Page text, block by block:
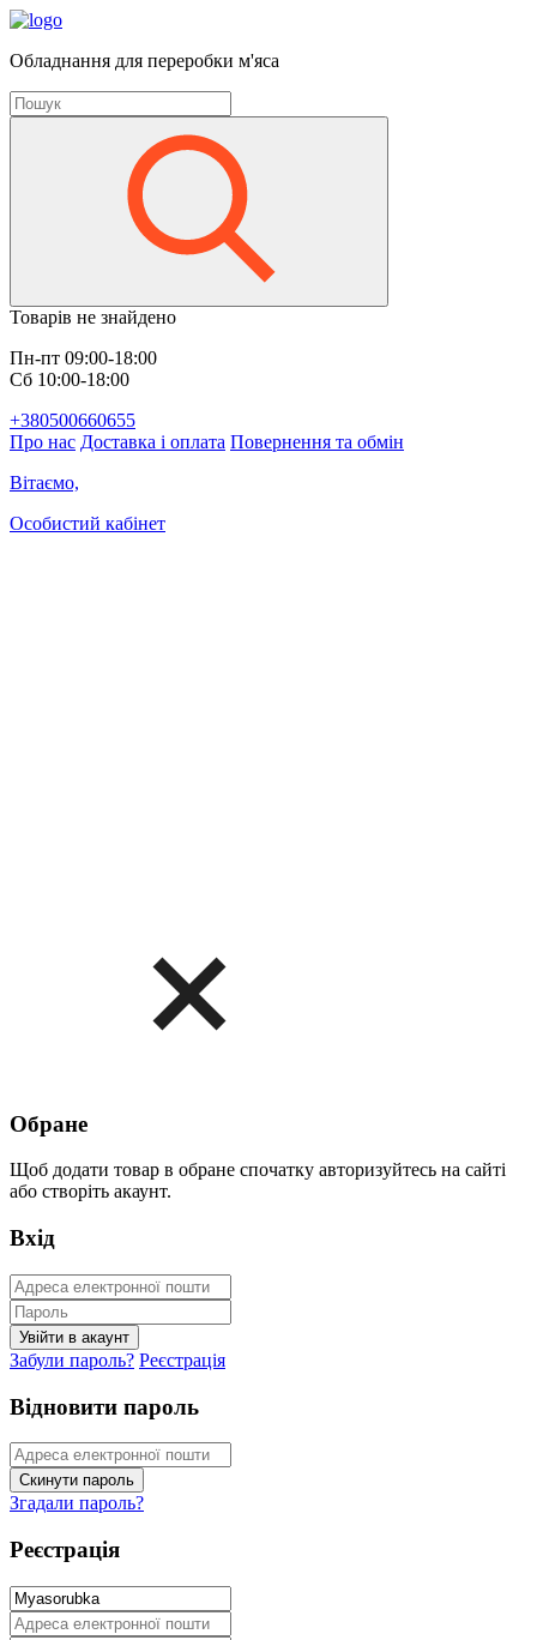
Обладнання для переробки м'яса
Товарів не знайдено
Пн-пт 09:00-18:00
Сб 10:00-18:00
+380500660655
Про нас Доставка і оплата Повернення та обмін
Вітаємо,
Особистий кабінет
Обране
Щоб додати товар в обране спочатку авторизуйтесь на сайті
або створіть акаунт.
Вхід
Забули пароль? Реєстрація
Відновити пароль
Згадали пароль?
Реєстрація